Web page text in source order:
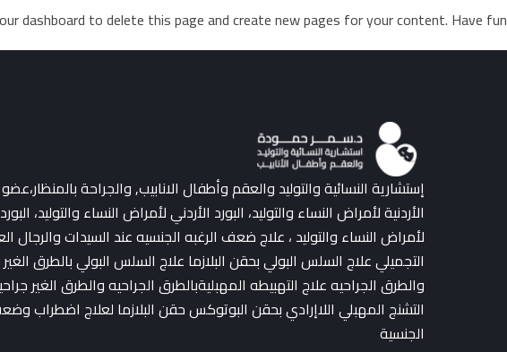
dashboard to delete this page and create new pages for your content. Have fun!
إستشارية النسائية والتوليد والعقم وأطفال الانابيب, والجراحة
الأردنية لأمراض النساء والتوليد، البورد الأردني لأمراض النساء والتوليد،
لأمراض النساء والتوليد ، علاج ضعف الرغبه الجنسيه عند السيدات والرجال
التجميلي علاج السلس البولي بحقن البلازما علاج السلس البولي بالطرق
والطرق الجراحيه علاج التهبيطه المهبليةبالطرق الجراحيه والطرق الغير
التشنج المهبلي اللاإرادي بحقن البوتوكس حقن البلازما لعلاج اضطراب
الجنسية